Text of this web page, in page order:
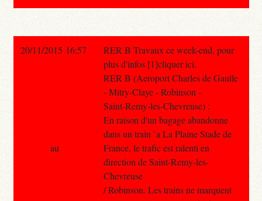
20/11/2015 16:57
RER B Travaux ce week-end, pour
plus d'infos [1]cliquer ici.
RER B (Aeroport Charles de Gaulle
- Mitry-Claye - Robinson -
Saint-Remy-les-Chevreuse) :
En raison d'un bagage abandonne
dans un train `a La Plaine Stade de
France, le trafic est ralenti en
direction de Saint-Remy-les-
Chevreuse
/ Robinson. Les trains ne marquent
au